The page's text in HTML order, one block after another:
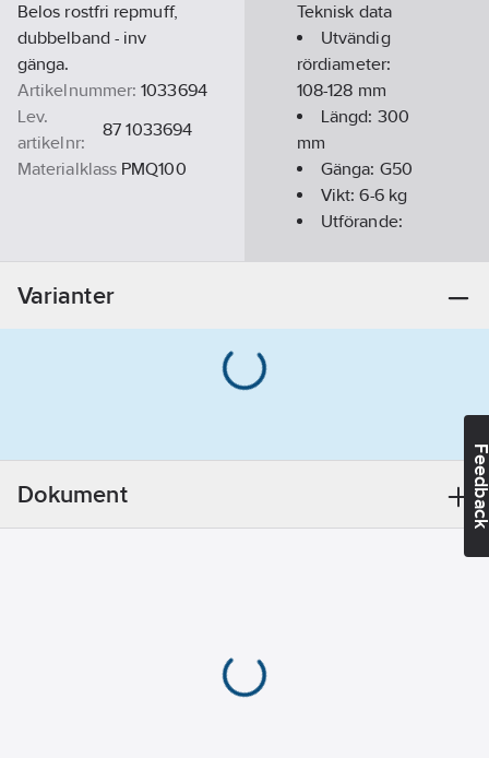
Belos rostfri repmuff,
dubbelband - inv
gänga.
Artikelnummer: 1033694
Lev.
artikelnr:
87 1033694
Materialklass PMQ100
Teknisk data
Utvändig
rördiameter:
108-128 mm
Längd: 300
mm
Gänga: G50
Vikt:6-6kg
Utförande:
Varianter
Dokument